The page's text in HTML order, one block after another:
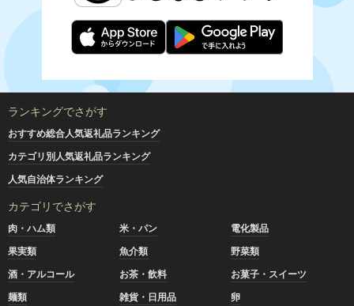
ランキングでさがす
おすすめ総合人気返礼品ランキング
カテゴリ別人気返礼品ランキング
人気自治体ランキング
カテゴリでさがす
肉・ハム類 米・パン
電化製品
果実類
魚介類
野菜類
酒・アルコール
お茶・飲料
お菓子・スイーツ
麺類
雑貨・日用品
卵